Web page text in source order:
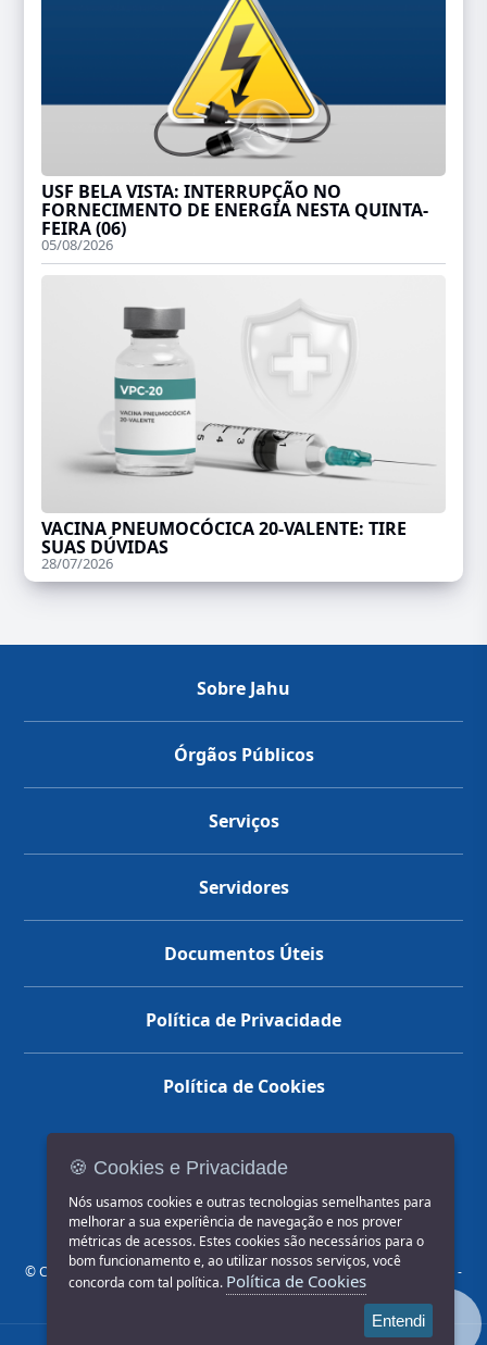
USF BELA VISTA: INTERRUPÇÃO NO
FORNECIMENTO DE ENERGIA NESTA QUINTA-
FEIRA (06)
05/08/2026
VACINA PNEUMOCÓCICA 20-VALENTE: TIRE
SUAS DÚVIDAS
28/07/2026
Sobre Jahu
Órgãos Públicos
Serviços
Servidores
Documentos Úteis
Política de Privacidade
Política de Cookies
© COPYRIGHT 2026, Prefeitura Municipal de Jahu | Rua Paissandu, 444 -
Centro CEP: 17201-900
🍪 Cookies e Privacidade
Nós usamos cookies e outras tecnologias semelhantes para
melhorar a sua experiência de navegação e nos prover
métricas de acessos. Estes cookies são necessários para o
bom funcionamento e, ao utilizar nossos serviços, você
concorda com tal política. Política de Cookies
Entendi